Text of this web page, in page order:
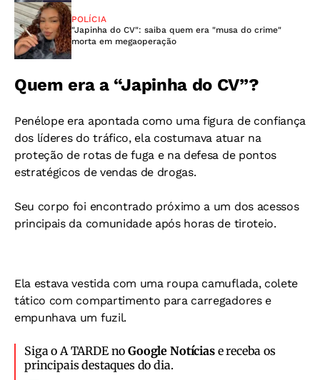
POLÍCIA
"Japinha do CV": saiba quem era "musa do crime"
morta em megaoperação
Quem era a “Japinha do CV”?
Penélope era apontada como uma figura de confiança
dos líderes do tráfico, ela costumava atuar na
proteção de rotas de fuga e na defesa de pontos
estratégicos de vendas de drogas.
Seu corpo foi encontrado próximo a um dos acessos
principais da comunidade após horas de tiroteio.
Ela estava vestida com uma roupa camuflada, colete
tático com compartimento para carregadores e
empunhava um fuzil.
Siga o A TARDE noGoogle Notíciase receba os
principais destaques do dia.